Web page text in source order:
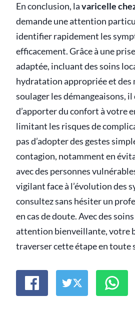
En conclusion, lavaricelle
demande une attention
identifier rapidement les
efficacement. Grâce à une
adaptée, incluant des soins
hydratation appropriée et des
soulager les démangeaisons,
d’apporter du confort à votre
limitant les risques de
pas d’adopter des gestes
contagion, notamment en
avec des personnes
vigilant face à l’évolution des
consultez sans hésiter un
en cas de doute. Avec des
attention bienveillante, votre
traverser cette étape en toute